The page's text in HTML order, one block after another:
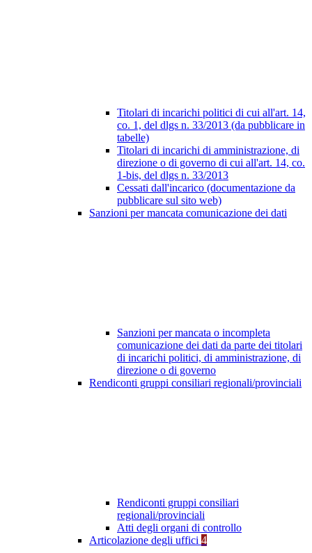
Titolari di incarichi politici di cui all'art. 14,
co. 1, del dlgs n. 33/2013 (da pubblicare in
tabelle)
Titolari di incarichi di amministrazione, di
direzione o di governo di cui all'art. 14, co.
1-bis, del dlgs n. 33/2013
Cessati dall'incarico (documentazione da
pubblicare sul sito web)
Sanzioni per mancata comunicazione dei dati
Sanzioni per mancata o incompleta
comunicazione dei dati da parte dei titolari
di incarichi politici, di amministrazione, di
direzione o di governo
Rendiconti gruppi consiliari regionali/provinciali
Rendiconti gruppi consiliari
regionali/provinciali
Atti degli organi di controllo
Articolazione degli uffici 4